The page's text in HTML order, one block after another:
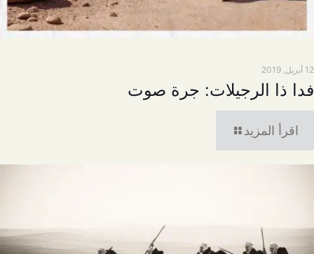
12 أبريل, 2019
فدا ذا الرجيلات: جرة صوت
اقرأ المزيد